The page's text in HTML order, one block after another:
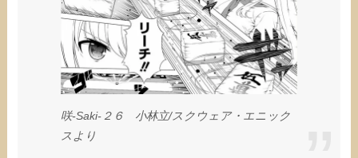
咲-Saki-２６ 小林立/スクウェア・エニック
スより